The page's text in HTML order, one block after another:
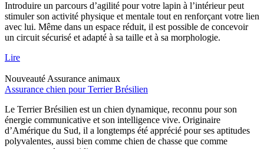
Introduire un parcours d’agilité pour votre lapin à l’intérieur peut
stimuler son activité physique et mentale tout en renforçant votre lien
avec lui. Même dans un espace réduit, il est possible de concevoir
un circuit sécurisé et adapté à sa taille et à sa morphologie.
Lire
Nouveauté Assurance animaux
Assurance chien pour Terrier Brésilien
Le Terrier Brésilien est un chien dynamique, reconnu pour son
énergie communicative et son intelligence vive. Originaire
d’Amérique du Sud, il a longtemps été apprécié pour ses aptitudes
polyvalentes, aussi bien comme chien de chasse que comme